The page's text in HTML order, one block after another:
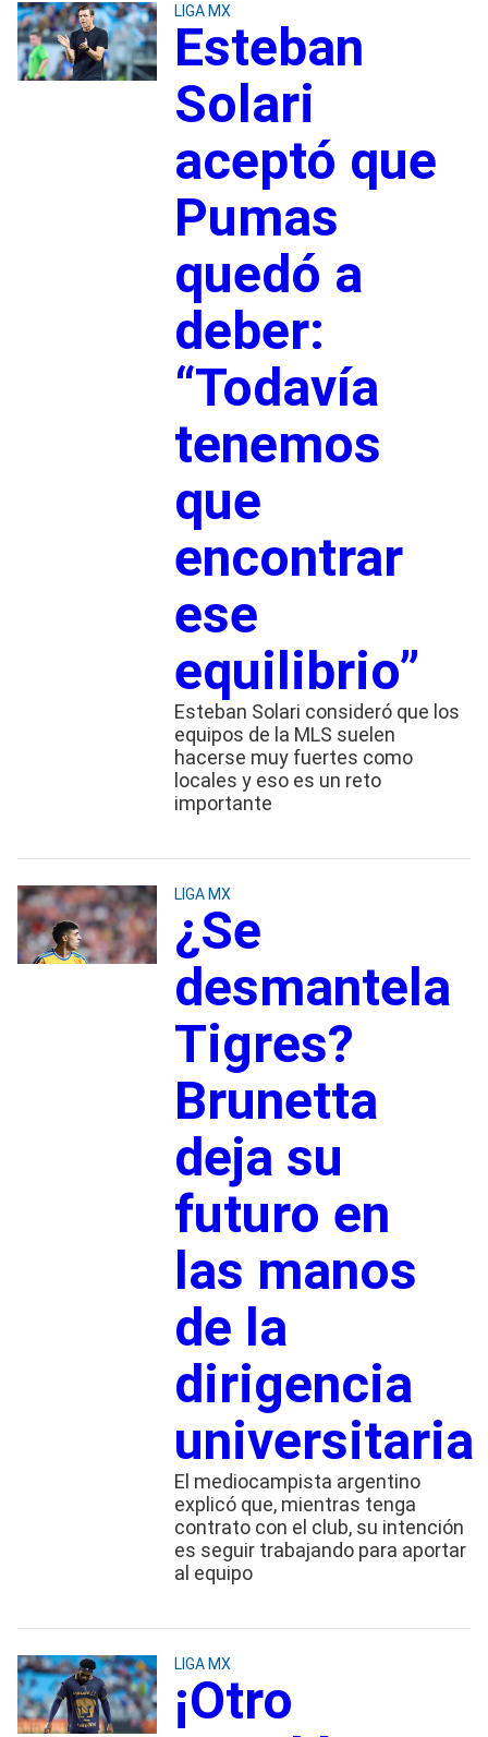
LIGA MX
Esteban
Solari
aceptó que
Pumas
quedó a
deber:
“Todavía
tenemos
que
encontrar
ese
equilibrio”
Esteban Solari consideró que los
equipos de la MLS suelen
hacerse muy fuertes como
locales y eso es un reto
importante
LIGA MX
¿Se
desmantela
Tigres?
Brunetta
deja su
futuro en
las manos
de la
dirigencia
universitaria
El mediocampista argentino
explicó que, mientras tenga
contrato con el club, su intención
es seguir trabajando para aportar
al equipo
LIGA MX
¡Otro